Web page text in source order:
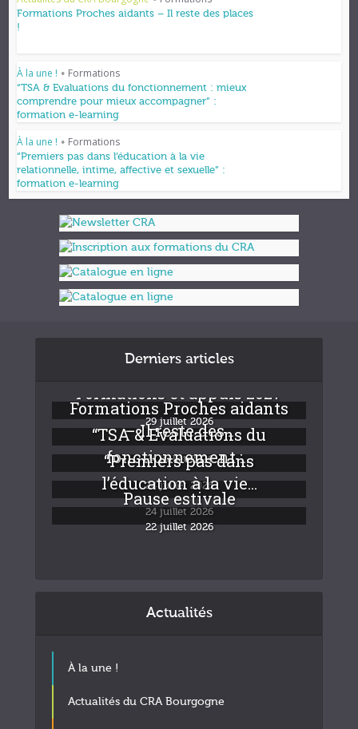
Formations Proches aidants – Il reste des places
!
À la une ! • Formations
“TSA & Evaluations du fonctionnement : mieux
comprendre pour mieux accompagner” :
formation e-learning
À la une ! • Formations
“Premiers pas dans l’éducation à la vie
relationnelle, intime, affective et sexuelle” :
formation e-learning
Derniers articles
Formations et appuis 2027
29 juillet 2026
Formations Proches aidants
– Il reste des...
24 juillet 2026
“TSA & Evaluations du
fonctionnement :...
24 juillet 2026
“Premiers pas dans
l’éducation à la vie...
24 juillet 2026
Pause estivale
22 juillet 2026
Actualités
À la une !
Actualités du CRA Bourgogne